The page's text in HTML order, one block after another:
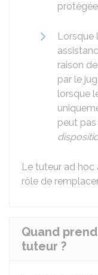
protégée
Lorsque
raison
par le
lorsque
peut
Le tuteur ad hoc
rôle de
Quand
tuteur ?